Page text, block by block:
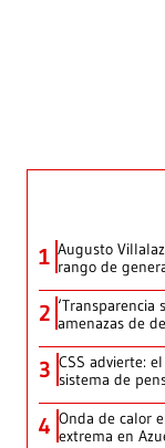
1 Augusto
rango de
2 ‘Transparencia
amenazas de
3 CSS advierte:
sistema de
4 Onda de calor
extrema en